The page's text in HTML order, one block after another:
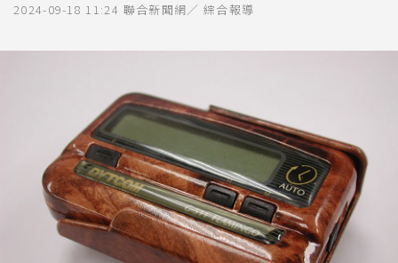
2024-09-18 11:24 聯合新聞網／ 綜合報導